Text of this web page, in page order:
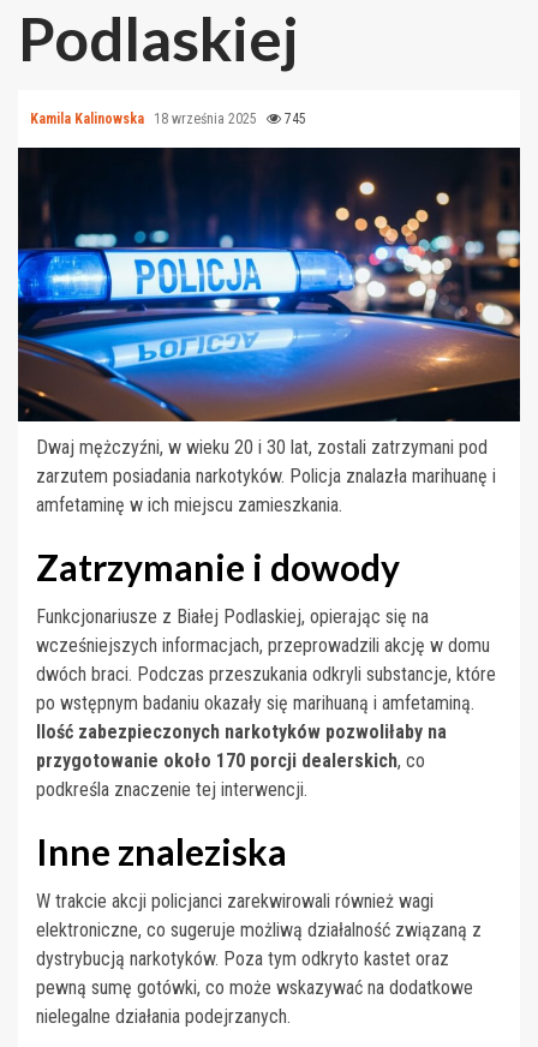
Podlaskiej
Kamila Kalinowska 18 września 2025 745
Dwaj mężczyźni, w wieku 20 i 30 lat, zostali zatrzymani pod
zarzutem posiadania narkotyków. Policja znalazła marihuanę i
amfetaminę w ich miejscu zamieszkania.
Zatrzymanie i dowody
Funkcjonariusze z Białej Podlaskiej, opierając się na
wcześniejszych informacjach, przeprowadzili akcję w domu
dwóch braci. Podczas przeszukania odkryli substancje, które
po wstępnym badaniu okazały się marihuaną i amfetaminą.
Ilość zabezpieczonych narkotyków pozwoliłaby na
przygotowanie około 170 porcji dealerskich, co
podkreśla znaczenie tej interwencji.
Inne znaleziska
W trakcie akcji policjanci zarekwirowali również wagi
elektroniczne, co sugeruje możliwą działalność związaną z
dystrybucją narkotyków. Poza tym odkryto kastet oraz
pewną sumę gotówki, co może wskazywać na dodatkowe
nielegalne działania podejrzanych.